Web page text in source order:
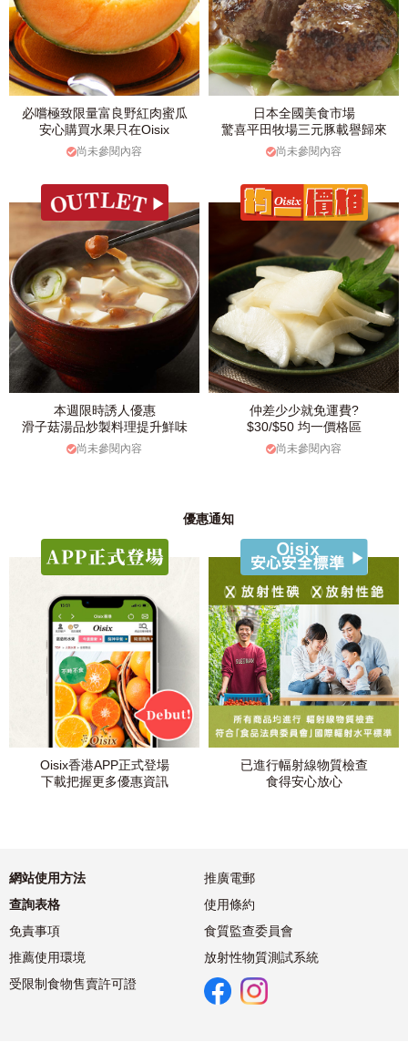
必嚐極致限量富良野紅肉蜜瓜
安心購買水果只在Oisix
尚未參閱內容
日本全國美食市場
驚喜平田牧場三元豚載譽歸來
尚未參閱內容
本週限時誘人優惠
滑子菇湯品炒製料理提升鮮味
尚未參閱內容
仲差少少就免運費?
$30/$50 均一價格區
尚未參閱內容
優惠通知
Oisix香港APP正式登場
下載把握更多優惠資訊
已進行幅射線物質檢查
食得安心放心
網站使用方法
推廣電郵
查詢表格
使用條約
免責事項
食質監查委員會
推薦使用環境
放射性物質測試系統
受限制食物售賣許可證